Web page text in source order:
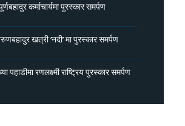
कर्माचार्यमा पुरस्कार समर्पण
खत्री ‘नदी’ मा पुरस्कार समर्पण
पहाडीमा रणलक्ष्मी राष्ट्रिय पुरस्कार समर्पण